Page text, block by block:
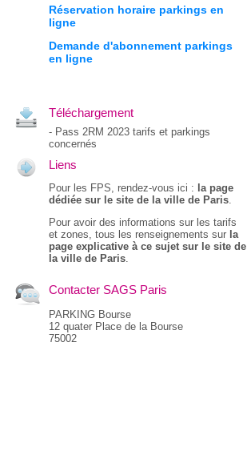
Réservation horaire parkings en
ligne
Demande d'abonnement parkings
en ligne
Téléchargement
- Pass 2RM 2023 tarifs et parkings
concernés
Liens
Pour les FPS, rendez-vous ici : la page
dédiée sur le site de la ville de Paris.
Pour avoir des informations sur les tarifs
et zones, tous les renseignements sur la
page explicative à ce sujet sur le site de
la ville de Paris.
Contacter SAGS Paris
PARKING Bourse
12 quater Place de la Bourse
75002